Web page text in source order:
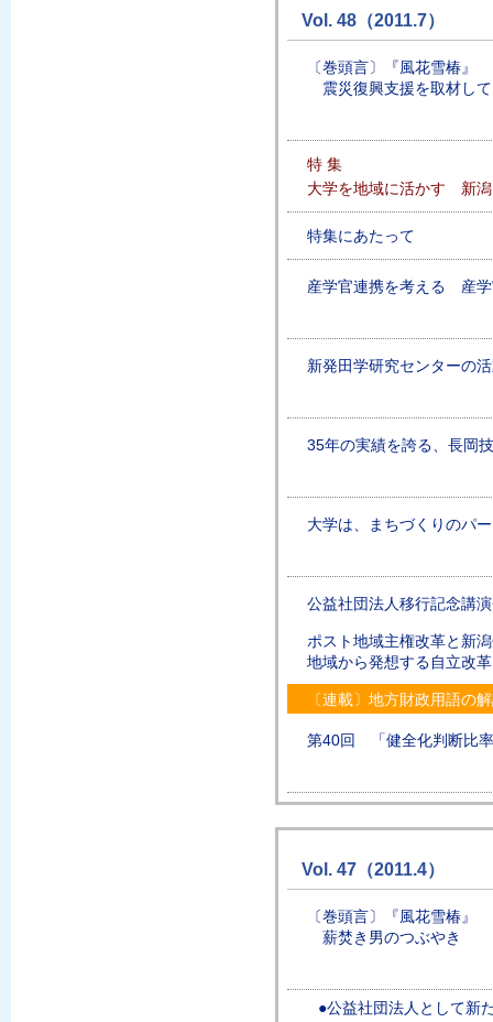
Vol. 48（2011.7）
〔巻頭言〕『風花雪椿』
震災復興支援を取材して
特 集
大学を地域に活かす 新
特集にあたって
産学官連携を考える 産学
新発田学研究センターの
35年の実績を誇る、長岡
大学は、まちづくりのパ
公益社団法人移行記念講
ポスト地域主権改革と新
地域から発想する自立改革
〔連載〕地方財政用語の
第40回 「健全化判断比
Vol. 47（2011.4）
〔巻頭言〕『風花雪椿』
薪焚き男のつぶやき
●公益社団法人として新